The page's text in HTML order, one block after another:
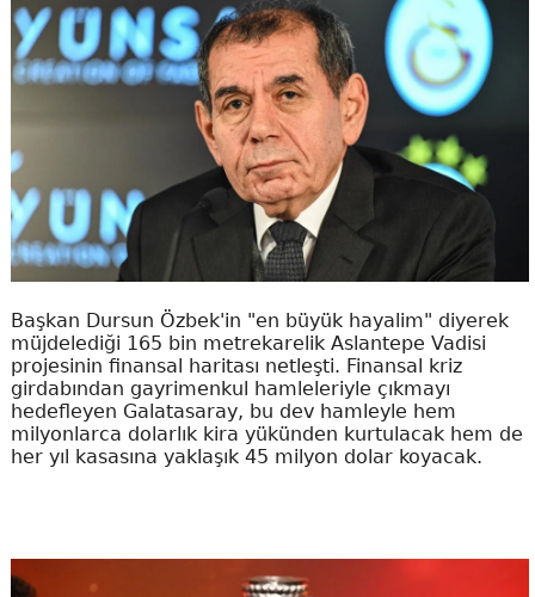
Başkan Dursun Özbek'in "en büyük hayalim" diyerek
müjdelediği 165 bin metrekarelik Aslantepe Vadisi
projesinin finansal haritası netleşti. Finansal kriz
girdabından gayrimenkul hamleleriyle çıkmayı
hedefleyen Galatasaray, bu dev hamleyle hem
milyonlarca dolarlık kira yükünden kurtulacak hem de
her yıl kasasına yaklaşık 45 milyon dolar koyacak.